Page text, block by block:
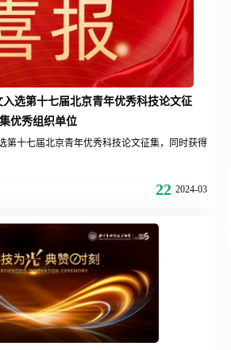
选第十七届北京青年优秀科技论文征
优秀组织单位
第十七届北京青年优秀科技论文征集，同时获得
22 2024-03